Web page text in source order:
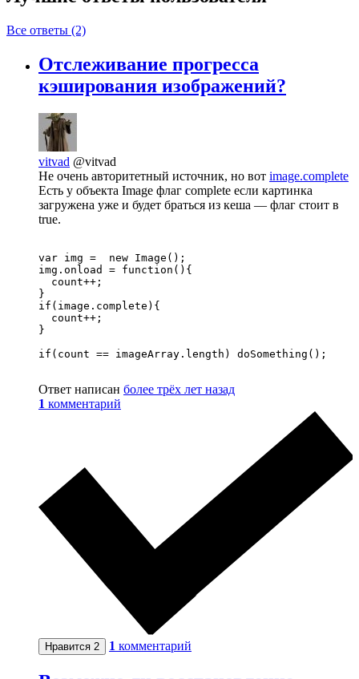
Все ответы (2)
Отслеживание прогресса
кэширования изображений?
vitvad @vitvad
Не очень авторитетный источник, но вот image.complete
Есть у объекта Image флаг complete если картинка
загружена уже и будет браться из кеша — флаг стоит в
true.
var img =  new Image();
img.onload = function(){
  count++;
}
if(image.complete){
  count++;
}
if(count == imageArray.length) doSomething();
Ответ написан более трёх лет назад
1 комментарий
Нравится 2 1 комментарий